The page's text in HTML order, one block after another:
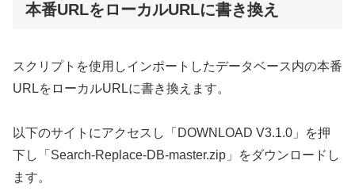
本番URLをローカルURLに書き換え
スクリプトを使用しインポートしたデータベース内の本番
URLをローカルURLに書き換えます。
以下のサイトにアクセスし「DOWNLOAD V3.1.0」を押
下し「Search-Replace-DB-master.zip」をダウンロードし
ます。